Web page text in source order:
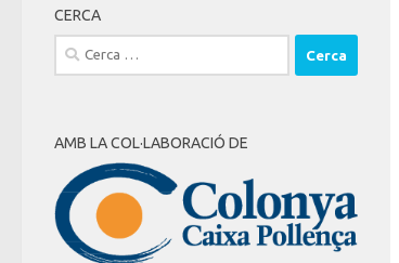
CERCA
Cerca:
AMB LA COL·LABORACIÓ DE